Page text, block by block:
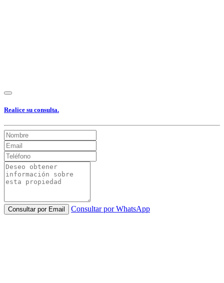
Realice su consulta.
Consultar por Email Consultar por WhatsApp